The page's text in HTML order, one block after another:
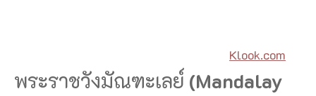
Klook.com
พระราชวังมัณฑะเลย์ (Mandalay